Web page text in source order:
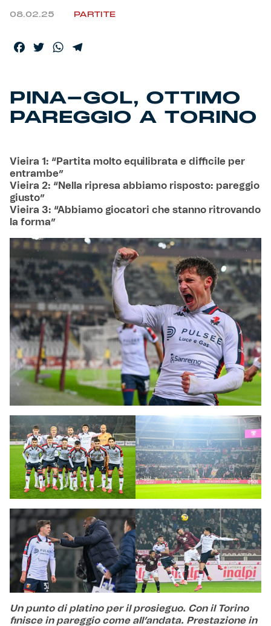
08.02.25 PARTITE
Facebook
TwitterWhatsApp
PINA-GOL, OTTIMO
PAREGGIO A TORINO
Vieira 1: “Partita molto equilibrata e difficile per
entrambe”
Vieira 2: “Nella ripresa abbiamo risposto: pareggio
giusto”
Vieira 3: “Abbiamo giocatori che stanno ritrovando
la forma”
Un punto di platino per il prosieguo. Con il Torino
finisce in pareggio come all’andata. Prestazione in